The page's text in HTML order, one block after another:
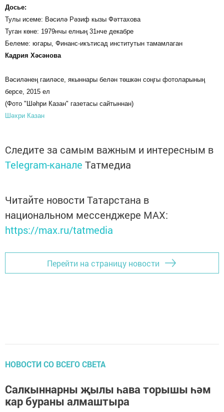
Досье:
Тулы исеме: Вәсилә Рәзиф кызы Фәттахова
Туган көне: 1979нчы елның 31нче декабре
Белеме: югары, Финанс-икътисад институтын тамамлаган
Кадрия Хәсәнова
Вәсиләнең гаиләсе, якыннары белән төшкән соңгы фотоларының
берсе, 2015 ел
(Фото "Шәһри Казан" газетасы сайтыннан)
Шәхри Казан
Следите за самым важным и интересным в
Telegram-канале Татмедиа
Читайте новости Татарстана в
национальном мессенджере MАХ:
https://max.ru/tatmedia
Перейти на страницу новости
НОВОСТИ СО ВСЕГО СВЕТА
Салкыннарны җылы һава торышы һәм
кар бураны алмаштыра